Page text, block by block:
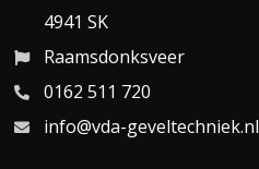
4941 SK
Raamsdonksveer
0162 511 720
info@vda-geveltechniek.nl